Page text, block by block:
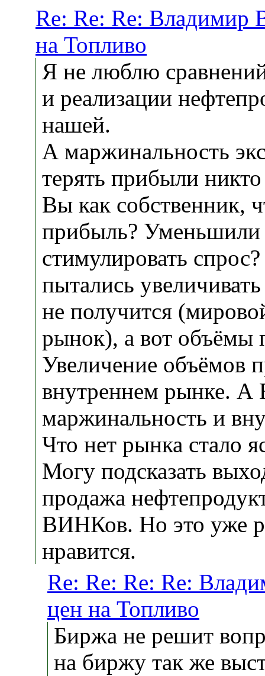
Re: Re: Re: Владимир
на Топливо
Я не люблю
и реализации
нашей.
А маржинальность
терять прибыли
Вы как собственник,
прибыль? Уменьшили
стимулировать
пытались
не получится
рынок), а вот объёмы
Увеличение объёмов
внутреннем рынке. А
маржинальность и
Что нет рынка стало
Могу подсказать
продажа
ВИНКов. Но это уже
нравится.
Re: Re: Re: Re:
цен на Топливо
Биржа не решит
на биржу так же